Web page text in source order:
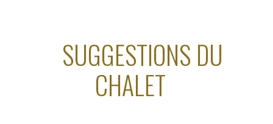
SUGGESTIONS DU
CHALET